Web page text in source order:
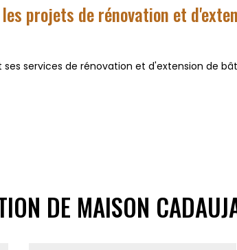
projets de rénovation et
services de rénovation et d'extension de
DE MAISON